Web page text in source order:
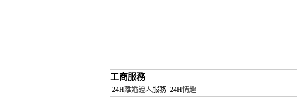
工商服務
24H離婚證人服務 24H情趣